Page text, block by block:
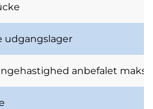
udgangslager
anbefalet